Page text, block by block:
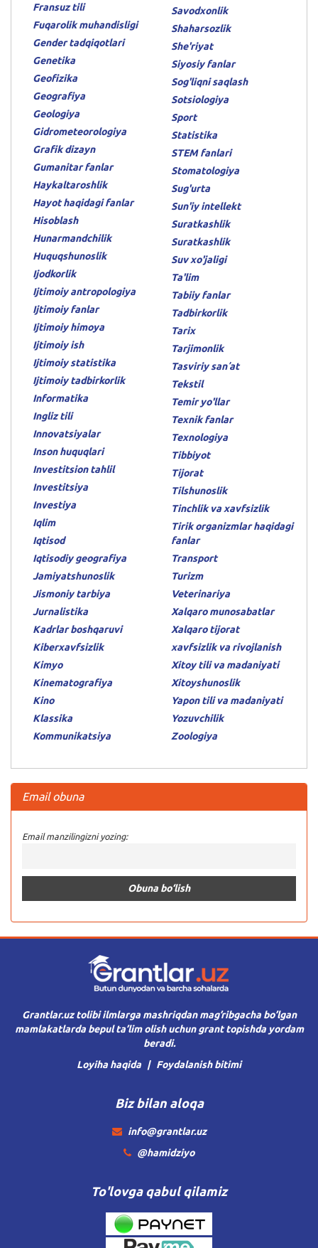
Fransuz tili
Fuqarolik muhandisligi
Gender tadqiqotlari
Genetika
Geofizika
Geografiya
Geologiya
Gidrometeorologiya
Grafik dizayn
Gumanitar fanlar
Haykaltaroshlik
Hayot haqidagi fanlar
Hisoblash
Hunarmandchilik
Huquqshunoslik
Ijodkorlik
Ijtimoiy antropologiya
Ijtimoiy fanlar
Ijtimoiy himoya
Ijtimoiy ish
Ijtimoiy statistika
Ijtimoiy tadbirkorlik
Informatika
Ingliz tili
Innovatsiyalar
Inson huquqlari
Investitsion tahlil
Investitsiya
Investiya
Iqlim
Iqtisod
Iqtisodiy geografiya
Jamiyatshunoslik
Jismoniy tarbiya
Jurnalistika
Kadrlar boshqaruvi
Kiberxavfsizlik
Kimyo
Kinematografiya
Kino
Klassika
Kommunikatsiya
Savodxonlik
Shaharsozlik
She'riyat
Siyosiy fanlar
Sog'liqni saqlash
Sotsiologiya
Sport
Statistika
STEM fanlari
Stomatologiya
Sug'urta
Sun'iy intellekt
Suratkashlik
Suratkashlik
Suv xo'jaligi
Ta'lim
Tabiiy fanlar
Tadbirkorlik
Tarix
Tarjimonlik
Tasviriy sanʼat
Tekstil
Temir yo'llar
Texnik fanlar
Texnologiya
Tibbiyot
Tijorat
Tilshunoslik
Tinchlik va xavfsizlik
Tirik organizmlar haqidagi
fanlar
Transport
Turizm
Veterinariya
Xalqaro munosabatlar
Xalqaro tijorat
xavfsizlik va rivojlanish
Xitoy tili va madaniyati
Xitoyshunoslik
Yapon tili va madaniyati
Yozuvchilik
Zoologiya
Email obuna
Email manzilingizni yozing:
Grantlar.uz tolibi ilmlarga mashriqdan mag’ribgacha bo’lgan
mamlakatlarda bepul ta’lim olish uchun grant topishda yordam
beradi.
Loyiha haqida
Foydalanish bitimi
Biz bilan aloqa
info@grantlar.uz
@hamidziyo
To'lovga qabul qilamiz